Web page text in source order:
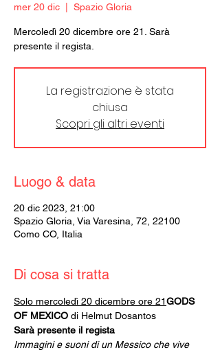
mer 20 dic Spazio Gloria
Mercoledì 20 dicembre ore 21. Sarà
presente il regista.
La registrazione è stata
chiusa
Scopri gli altri eventi
Luogo & data
20 dic 2023, 21:00
Spazio Gloria, Via Varesina, 72, 22100
Como CO, Italia
Di cosa si tratta
Solo mercoledì 20 dicembre ore 21GODS
OF MEXICO di Helmut Dosantos
Sarà presente il regista
Immagini e suoni di un Messico che vive